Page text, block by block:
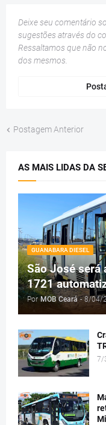
Deixe seu comentário
sugestões através do
Ressaltamos que não
dos mesmos.
Postagem Anterior
AS MAIS LIDAS DA
GUANABARA DIESEL
São José será
1721
Por MOB Ceará - 8/04/
7/